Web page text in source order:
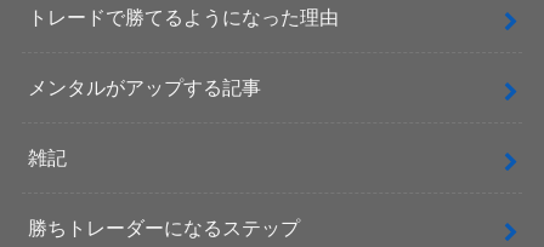
トレードで勝てるようになった理由
メンタルがアップする記事
雑記
勝ちトレーダーになるステップ